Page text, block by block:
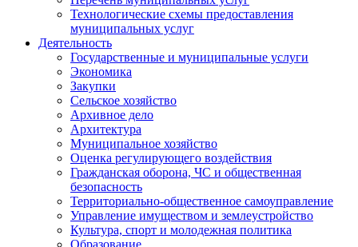
Технологические схемы предоставления
муниципальных услуг
Деятельность
Государственные и муниципальные услуги
Экономика
Закупки
Сельское хозяйство
Архивное дело
Архитектура
Муниципальное хозяйство
Оценка регулирующего воздействия
Гражданская оборона, ЧС и общественная
безопасность
Территориально-общественное самоуправление
Управление имуществом и землеустройство
Культура, спорт и молодежная политика
Образование